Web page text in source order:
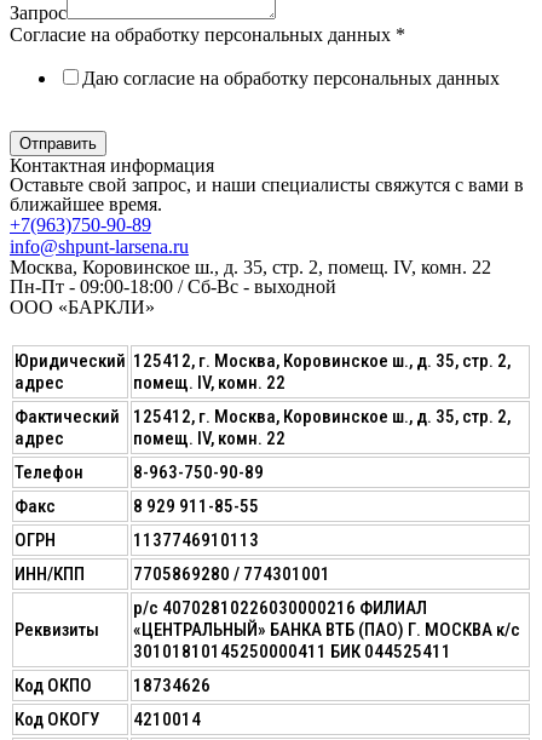
Запрос
Согласие на обработку персональных данных *
Даю согласие на обработку персональных данных
Отправить
Контактная информация
Оставьте свой запрос, и наши специалисты свяжутся с вами в
ближайшее время.
+7(963)750-90-89
info@shpunt-larsena.ru
Москва, Коровинское ш., д. 35, стр. 2, помещ. IV, комн. 22
Пн-Пт - 09:00-18:00 / Сб-Вс - выходной
ООО «БАРКЛИ»
Юридический
адрес
125412, г. Москва, Коровинское ш., д. 35, стр. 2,
помещ. IV, комн. 22
Фактический
адрес
125412, г. Москва, Коровинское ш., д. 35, стр. 2,
помещ. IV, комн. 22
Телефон
8-963-750-90-89
Факс
8 929 911-85-55
ОГРН
1137746910113
ИНН/КПП
7705869280 / 774301001
Реквизиты
р/с 40702810226030000216 ФИЛИАЛ
«ЦЕНТРАЛЬНЫЙ» БАНКА ВТБ (ПАО) Г. МОСКВА к/с
30101810145250000411 БИК 044525411
Код ОКПО
18734626
Код ОКОГУ
4210014